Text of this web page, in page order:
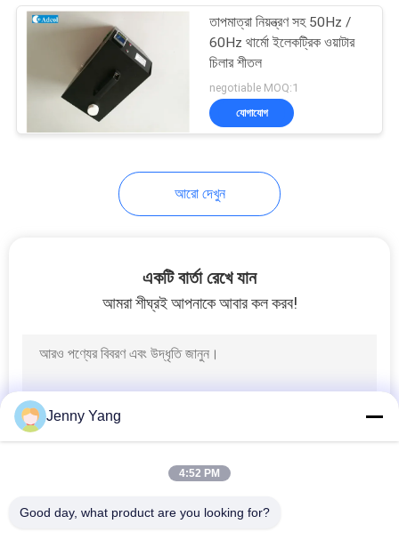
তাপমাত্রা নিয়ন্ত্রণ সহ 50Hz /
60Hz থার্মো ইলেকট্রিক ওয়াটার
চিলার শীতল
negotiable MOQ:1
যোগাযোগ
আরো দেখুন
একটি বার্তা রেখে যান
আমরা শীঘ্রই আপনাকে আবার কল করব!
Jenny Yang
4:52 PM
Good day, what product are you looking for?